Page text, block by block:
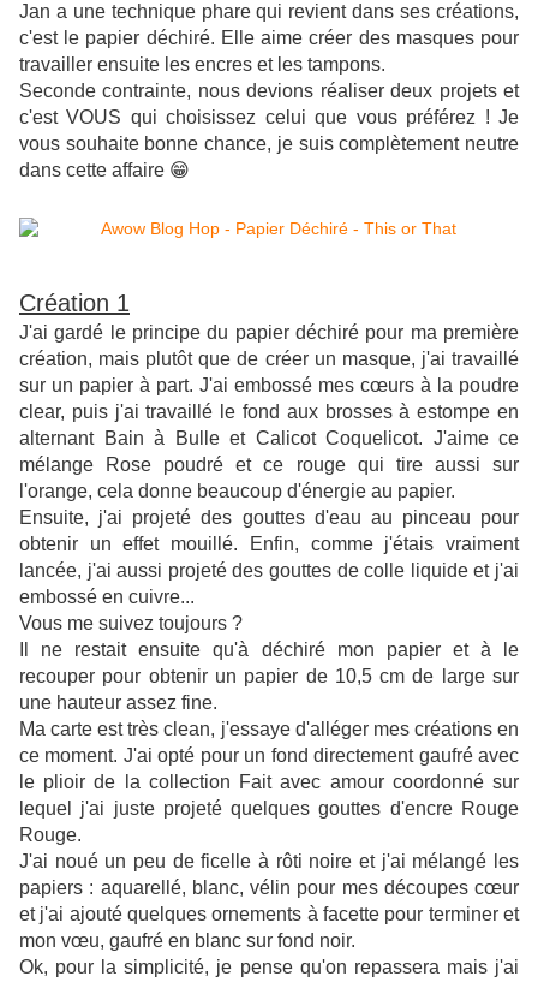
Jan a une technique phare qui revient dans ses créations,
c'est le papier déchiré. Elle aime créer des masques pour
travailler ensuite les encres et les tampons.
Seconde contrainte, nous devions réaliser deux projets et
c'est VOUS qui choisissez celui que vous préférez ! Je
vous souhaite bonne chance, je suis complètement neutre
dans cette affaire 😁
Création 1
J'ai gardé le principe du papier déchiré pour ma première
création, mais plutôt que de créer un masque, j'ai travaillé
sur un papier à part. J'ai embossé mes cœurs à la poudre
clear, puis j'ai travaillé le fond aux brosses à estompe en
alternant Bain à Bulle et Calicot Coquelicot. J'aime ce
mélange Rose poudré et ce rouge qui tire aussi sur
l'orange, cela donne beaucoup d'énergie au papier.
Ensuite, j'ai projeté des gouttes d'eau au pinceau pour
obtenir un effet mouillé. Enfin, comme j'étais vraiment
lancée, j'ai aussi projeté des gouttes de colle liquide et j'ai
embossé en cuivre...
Vous me suivez toujours ?
Il ne restait ensuite qu'à déchiré mon papier et à le
recouper pour obtenir un papier de 10,5 cm de large sur
une hauteur assez fine.
Ma carte est très clean, j'essaye d'alléger mes créations en
ce moment. J'ai opté pour un fond directement gaufré avec
le plioir de la collection Fait avec amour coordonné sur
lequel j'ai juste projeté quelques gouttes d'encre Rouge
Rouge.
J'ai noué un peu de ficelle à rôti noire et j'ai mélangé les
papiers : aquarellé, blanc, vélin pour mes découpes cœur
et j'ai ajouté quelques ornements à facette pour terminer et
mon vœu, gaufré en blanc sur fond noir.
Ok, pour la simplicité, je pense qu'on repassera mais j'ai